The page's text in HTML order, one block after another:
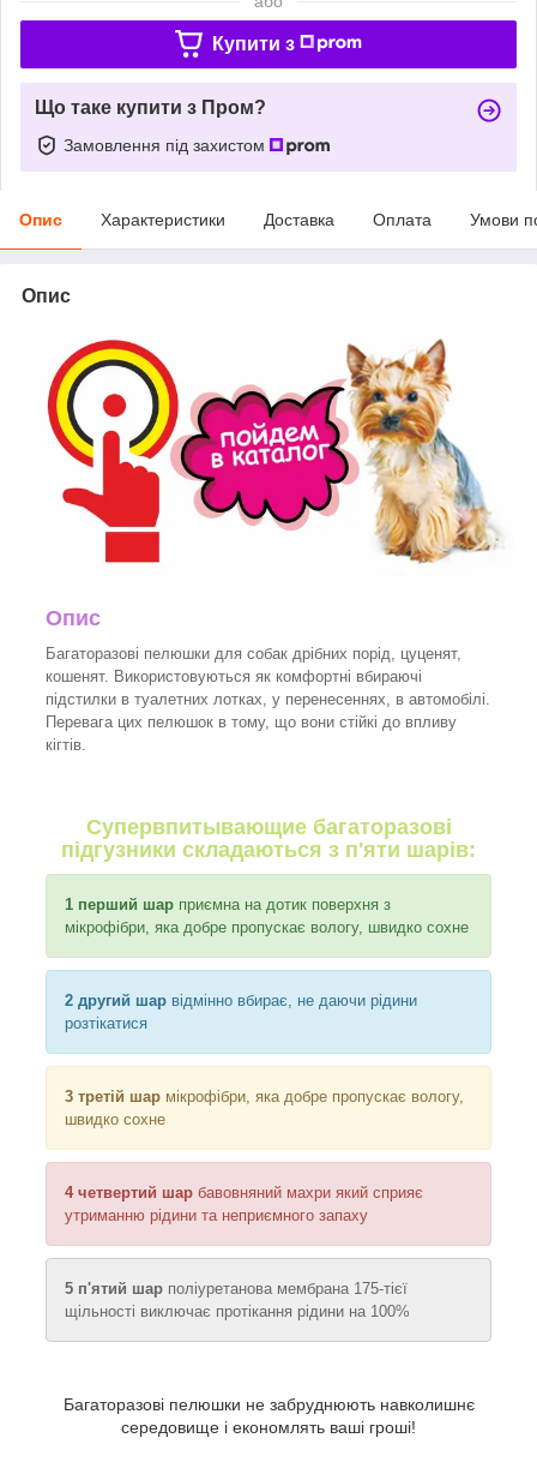
Купити з
Що таке купити з Пром?
Замовлення під захистом
Опис Характеристики Доставка Оплата Умови
Опис
Опис
Багаторазові пелюшки для собак дрібних порід, цуценят,
кошенят. Використовуються як комфортні вбираючі
підстилки в туалетних лотках, у перенесеннях, в автомобілі.
Перевага цих пелюшок в тому, що вони стійкі до впливу
кігтів.
Супервпитывающие багаторазові
підгузники складаються з п'яти шарів:
1 перший шар приємна на дотик поверхня з
мікрофібри, яка добре пропускає вологу, швидко сохне
2 другий шар відмінно вбирає, не даючи рідини
розтікатися
3 третій шар мікрофібри, яка добре пропускає вологу,
швидко сохне
4 четвертий шар бавовняний махри який сприяє
утриманню рідини та неприємного запаху
5 п'ятий шар поліуретанова мембрана 175-тієї
щільності виключає протікання рідини на 100%
Багаторазові пелюшки не забруднюють навколишнє
середовище і економлять ваші гроші!